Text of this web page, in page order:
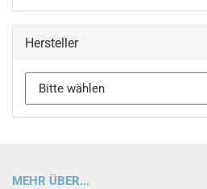
Hersteller
MEHR ÜBER...